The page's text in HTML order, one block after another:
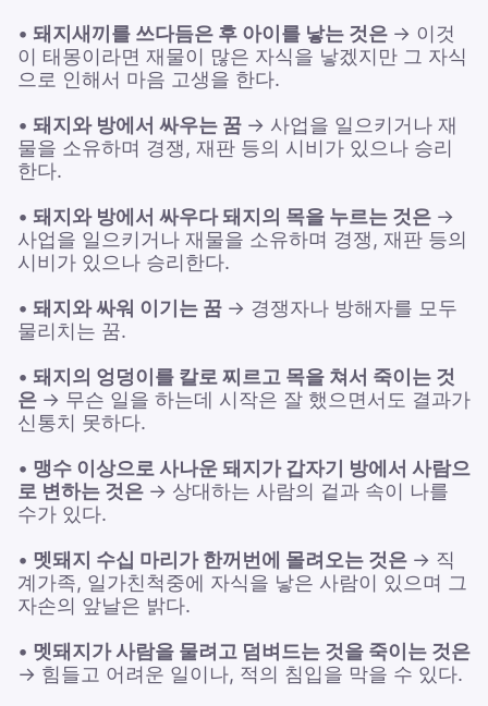
• 돼지새끼를 쓰다듬은 후 아이를 낳는 것은 → 이것
이 태몽이라면 재물이 많은 자식을 낳겠지만 그 자식
으로 인해서 마음 고생을 한다.
• 돼지와 방에서 싸우는 꿈 → 사업을 일으키거나 재
물을 소유하며 경쟁, 재판 등의 시비가 있으나 승리
한다.
• 돼지와 방에서 싸우다 돼지의 목을 누르는 것은 →
사업을 일으키거나 재물을 소유하며 경쟁, 재판 등의
시비가 있으나 승리한다.
• 돼지와 싸워 이기는 꿈 → 경쟁자나 방해자를 모두
물리치는 꿈.
• 돼지의 엉덩이를 칼로 찌르고 목을 쳐서 죽이는 것
은 → 무슨 일을 하는데 시작은 잘 했으면서도 결과가
신통치 못하다.
• 맹수 이상으로 사나운 돼지가 갑자기 방에서 사람으
로 변하는 것은 → 상대하는 사람의 겉과 속이 나를
수가 있다.
• 멧돼지 수십 마리가 한꺼번에 몰려오는 것은 → 직
계가족, 일가친척중에 자식을 낳은 사람이 있으며 그
자손의 앞날은 밝다.
• 멧돼지가 사람을 물려고 덤벼드는 것을 죽이는 것은
→ 힘들고 어려운 일이나, 적의 침입을 막을 수 있다.